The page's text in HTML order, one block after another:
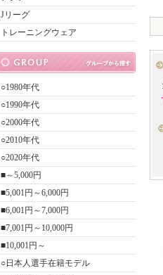
Jリーグ
トレーニングウェア
○1980年代
○1990年代
○2000年代
○2010年代
○2020年代
■～5,000円
■5,001円～6,000円
■6,001円～7,000円
■7,001円～10,000円
■10,001円～
○日本人選手在籍モデル